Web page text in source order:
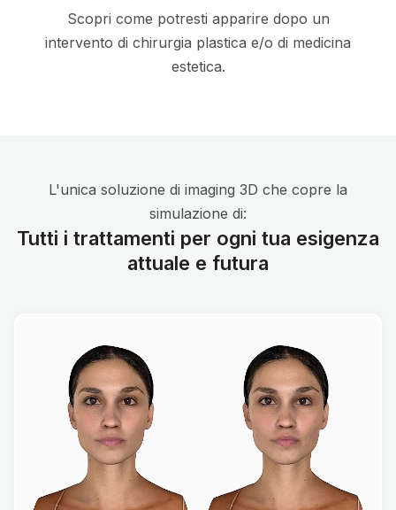
Scopri come potresti apparire dopo un
intervento di chirurgia plastica e/o di medicina
estetica.
L'unica soluzione di imaging 3D che copre la
simulazione di:
Tutti i trattamenti per ogni tua esigenza
attuale e futura